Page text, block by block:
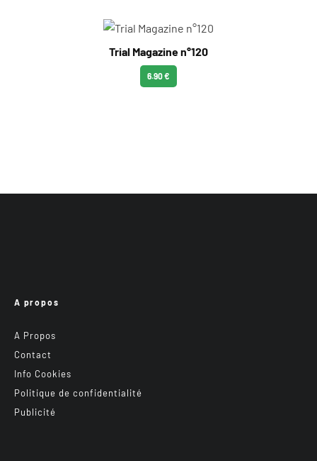
Trial Magazine n°120
6.90 €
A propos
A Propos
Contact
Info Cookies
Politique de confidentialité
Publicité